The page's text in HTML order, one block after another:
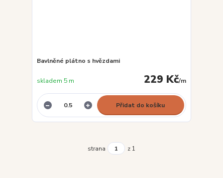
Bavlněné plátno s hvězdami
229 Kč/m
skladem 5 m
Přidat do košíku
strana z 1